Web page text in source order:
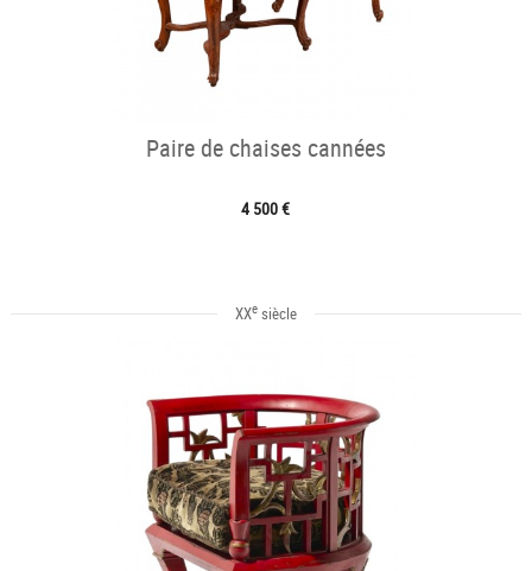
Paire de chaises cannées
4 500 €
XXesiècle